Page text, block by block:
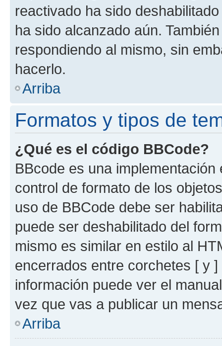
reactivado ha sido
ha sido alcanzado aún.
respondiendo al mismo, sin
hacerlo.
Arriba
Formatos y tipos de
¿Qué es el código BBCode?
BBcode es una
control de formato de los
uso de BBCode debe ser
puede ser deshabilitado del
mismo es similar en estilo al
encerrados entre corchetes [ y
información puede ver el
vez que vas a publicar un
Arriba